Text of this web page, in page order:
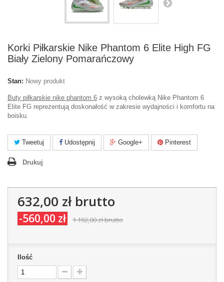
Korki Piłkarskie Nike Phantom 6 Elite High FG
Biały Zielony Pomarańczowy
Stan: Nowy produkt
Buty piłkarskie nike phantom 6 z wysoką cholewką Nike Phantom 6
Elite FG reprezentują doskonałość w zakresie wydajności i komfortu na
boisku.
Tweetuj Udostępnij Google+ Pinterest
Drukuj
632,00 złbrutto
-560,00 zł 1 192,00 złbrutto
Ilość